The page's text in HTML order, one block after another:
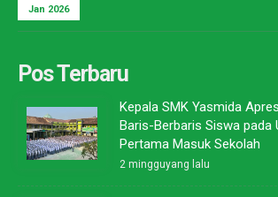
Jan 2026
Pos Terbaru
Kepala SMK Yasmida
Baris-Berbaris Siswa pada
Pertama Masuk Sekolah
2 mingguyang lalu